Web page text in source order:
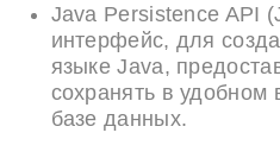
Java Persistence API
интерфейс, для
языке Java,
сохранять в удобном
базе данных.